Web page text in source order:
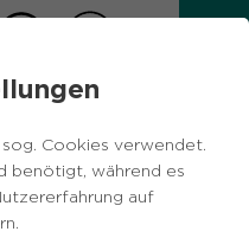
Cookies verwendet.
benötigt, während es
auf